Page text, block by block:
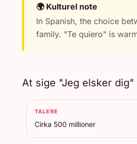
🌍 Kulturel note
In Spanish, the choice
family. "Te quiero" is
At sige "Jeg elsker
TALERE
Cirka 500 millioner